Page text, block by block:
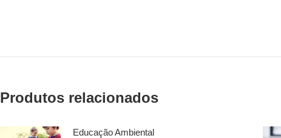
Produtos relacionados
Educação Ambiental